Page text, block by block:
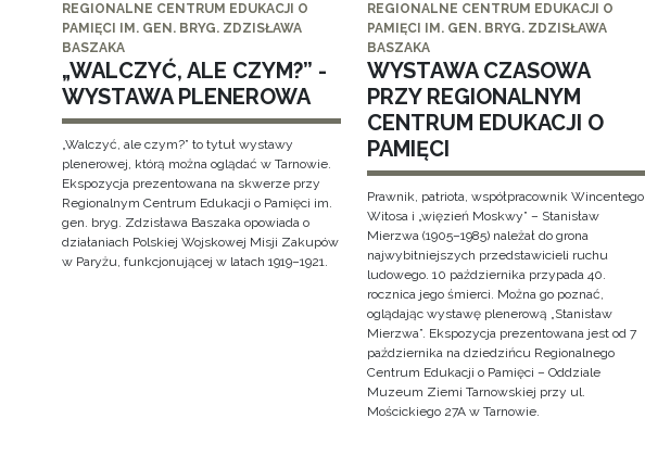
REGIONALNE CENTRUM EDUKACJI O
PAMIĘCI IM. GEN. BRYG. ZDZISŁAWA
BASZAKA
„WALCZYĆ, ALE CZYM?” -
WYSTAWA PLENEROWA
„Walczyć, ale czym?” to tytuł wystawy
plenerowej, którą można oglądać w Tarnowie.
Ekspozycja prezentowana na skwerze przy
Regionalnym Centrum Edukacji o Pamięci im.
gen. bryg. Zdzisława Baszaka opowiada o
działaniach Polskiej Wojskowej Misji Zakupów
w Paryżu, funkcjonującej w latach 1919–1921.
REGIONALNE CENTRUM EDUKACJI O
PAMIĘCI IM. GEN. BRYG. ZDZISŁAWA
BASZAKA
WYSTAWA CZASOWA
PRZY REGIONALNYM
CENTRUM EDUKACJI O
PAMIĘCI
Prawnik, patriota, współpracownik Wincentego
Witosa i „więzień Moskwy” – Stanisław
Mierzwa (1905–1985) należał do grona
najwybitniejszych przedstawicieli ruchu
ludowego. 10 października przypada 40.
rocznica jego śmierci. Można go poznać,
oglądając wystawę plenerową „Stanisław
Mierzwa”. Ekspozycja prezentowana jest od 7
października na dziedzińcu Regionalnego
Centrum Edukacji o Pamięci – Oddziale
Muzeum Ziemi Tarnowskiej przy ul.
Mościckiego 27A w Tarnowie.